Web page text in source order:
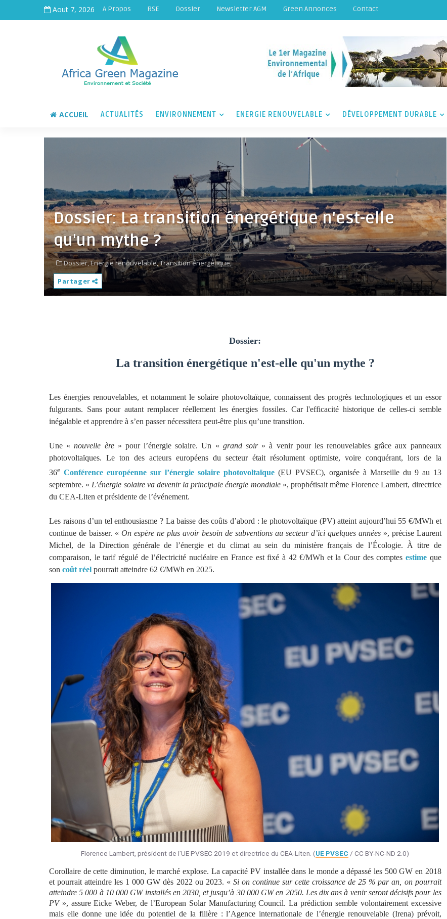
Aout 7, 2026 A Propos RSE Dossier Newsletter AGM Green Annonces Contact
ACCUEIL ACTUALITÉS ENVIRONNEMENT ENERGIE RENOUVELABLE DÉVELOPPEMENT DURABLE
Dossier: La transition énergétique n'est-elle
qu'un mythe ?
Dossier,Energie renouvelable,Transition énergétique,
Partager
Dossier:
La transition énergétique n'est-elle qu'un mythe ?
Les énergies renouvelables, et notamment le solaire photovoltaïque, connaissent des progrès technologiques et un essor
fulgurants. Sans pour autant remplacer réellement les énergies fossiles. Car l'efficacité historique de celles-ci semble
inégalable et apprendre à s’en passer nécessitera peut-être plus qu’une transition.
Une «nouvelle ère » pour l’énergie solaire. Un « grand soir » à venir pour les renouvelables grâce aux panneaux
photovoltaïques. Le ton des acteurs européens du secteur était résolument optimiste, voire conquérant, lors de la
36e Conférence européenne sur l’énergie solaire photovoltaïque(EU PVSEC), organisée à Marseille du 9 au 13
septembre. « L’énergie solaire va devenir la principale énergie mondiale », prophétisait même Florence Lambert, directrice
du CEA-Liten et présidente de l’événement.
Les raisons d’un tel enthousiasme ? La baisse des coûts d’abord : le photovoltaïque (PV) atteint aujourd’hui 55 €/MWh et
continue de baisser. « On espère ne plus avoir besoin de subventions au secteur d’ici quelques années », précise Laurent
Michel, de la Direction générale de l’énergie et du climat au sein du ministère français de l’Écologie. À titre de
comparaison, le tarif régulé de l’électricité nucléaire en France est fixé à 42 €/MWh et la Cour des comptes estimeque
son coût réel pourrait atteindre 62 €/MWh en 2025.
Florence Lambert, président de l'UE PVSEC 2019 et directrice du CEA-Liten. (UE PVSEC / CC BY-NC-ND 2.0)
Corollaire de cette diminution, le marché explose. La capacité PV installée dans le monde a dépassé les 500 GW en 2018
et pourrait atteindre les 1 000 GW dès 2022 ou 2023. « Si on continue sur cette croissance de 25 % par an, on pourrait
atteindre 5 000 à 10 000 GW installés en 2030, et jusqu’à 30 000 GW en 2050. Les dix ans à venir seront décisifs pour les
PV », assure Eicke Weber, de l’European Solar Manufacturing Council. La prédiction semble volontairement excessive
mais elle donne une idée du potentiel de la filière : l’Agence internationale de l’énergie renouvelable (Irena) prévoit,